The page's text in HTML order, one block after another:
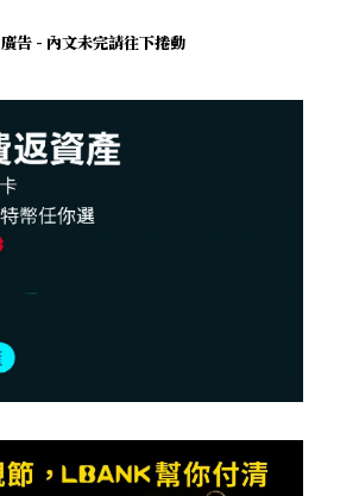
廣告 - 內文未完請往下捲動